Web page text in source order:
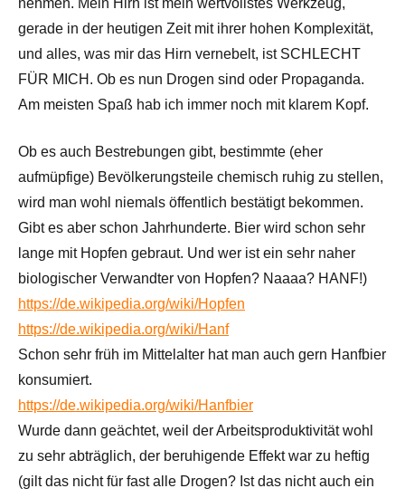
nehmen. Mein Hirn ist mein wertvollstes Werkzeug,
gerade in der heutigen Zeit mit ihrer hohen Komplexität,
und alles, was mir das Hirn vernebelt, ist SCHLECHT
FÜR MICH. Ob es nun Drogen sind oder Propaganda.
Am meisten Spaß hab ich immer noch mit klarem Kopf.
Ob es auch Bestrebungen gibt, bestimmte (eher
aufmüpfige) Bevölkerungsteile chemisch ruhig zu stellen,
wird man wohl niemals öffentlich bestätigt bekommen.
Gibt es aber schon Jahrhunderte. Bier wird schon sehr
lange mit Hopfen gebraut. Und wer ist ein sehr naher
biologischer Verwandter von Hopfen? Naaaa? HANF!)
https://de.wikipedia.org/wiki/Hopfen
https://de.wikipedia.org/wiki/Hanf
Schon sehr früh im Mittelalter hat man auch gern Hanfbier
konsumiert.
https://de.wikipedia.org/wiki/Hanfbier
Wurde dann geächtet, weil der Arbeitsproduktivität wohl
zu sehr abträglich, der beruhigende Effekt war zu heftig
(gilt das nicht für fast alle Drogen? Ist das nicht auch ein